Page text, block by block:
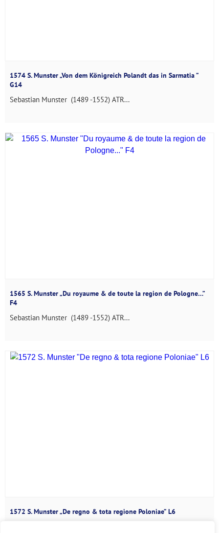
1574 S. Munster „Von dem Königreich Polandt das in Sarmatia ”
G14
Sebastian Munster (1489 -1552) ATR...
1565 S. Munster „Du royaume & de toute la region de Pologne…”
F4
Sebastian Munster (1489 -1552) ATR...
1572 S. Munster „De regno & tota regione Poloniae” L6